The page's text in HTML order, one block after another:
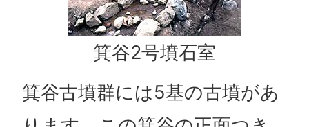
箕谷2号墳石室
箕谷古墳群には5基の古墳があ